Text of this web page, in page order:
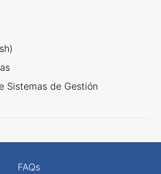
Sistemas de Gestión
FAQs